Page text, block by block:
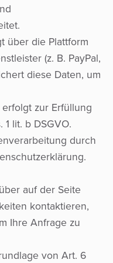
über die Plattform
(z. B. PayPal,
diese Daten, um
zur Erfüllung
lit. b DSGVO.
durch
auf der Seite
kontaktieren,
Ihre Anfrage zu
von Art. 6